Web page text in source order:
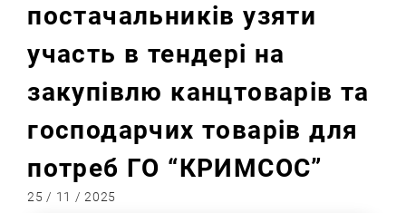
постачальників узяти
участь в тендері на
закупівлю канцтоварів та
господарчих товарів для
потреб ГО “КРИМСОС”
25 / 11 / 2025